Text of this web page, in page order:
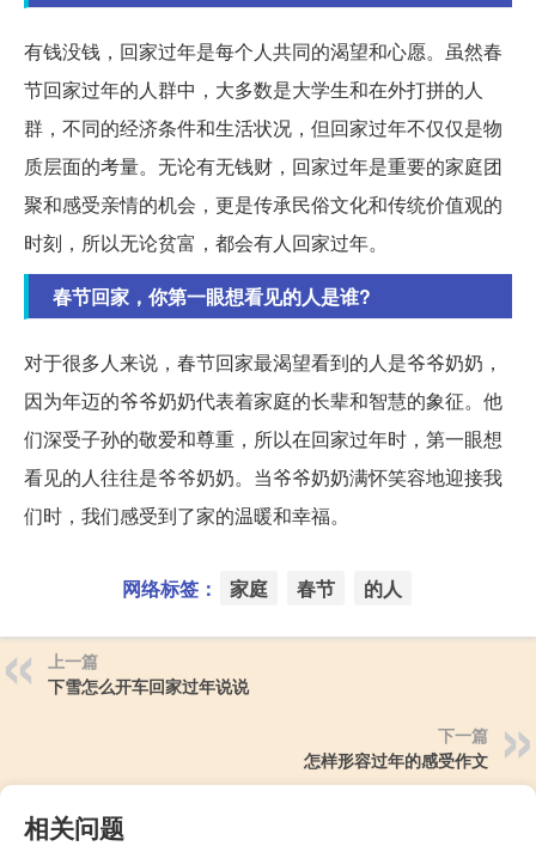
有钱没钱，回家过年是每个人共同的渴望和心愿。虽然春
节回家过年的人群中，大多数是大学生和在外打拼的人
群，不同的经济条件和生活状况，但回家过年不仅仅是物
质层面的考量。无论有无钱财，回家过年是重要的家庭团
聚和感受亲情的机会，更是传承民俗文化和传统价值观的
时刻，所以无论贫富，都会有人回家过年。
春节回家，你第一眼想看见的人是谁?
对于很多人来说，春节回家最渴望看到的人是爷爷奶奶，
因为年迈的爷爷奶奶代表着家庭的长辈和智慧的象征。他
们深受子孙的敬爱和尊重，所以在回家过年时，第一眼想
看见的人往往是爷爷奶奶。当爷爷奶奶满怀笑容地迎接我
们时，我们感受到了家的温暖和幸福。
网络标签： 家庭 春节 的人
上一篇
下雪怎么开车回家过年说说
下一篇
怎样形容过年的感受作文
相关问题